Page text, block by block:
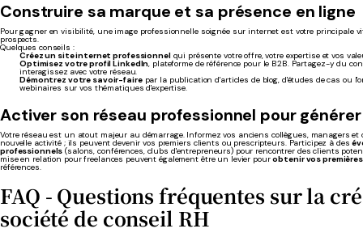
Construire sa marque et sa présence en ligne
Pour gagner en visibilité, une image professionnelle soignée sur internet est votre principale
prospects.
Quelques conseils :
Créez un site internet professionnelqui présente votre offre, votre expertise et vos
Optimisez votre profil LinkedIn, plateforme de référence pour le B2B. Partagez-y du
interagissez avec votre réseau.
Démontrez votre savoir-fairepar la publication d'articles de blog, d'études de cas ou
webinaires sur vos thématiques d'expertise.
Activer son réseau professionnel pour
Votre réseau est un atout majeur au démarrage. Informez vos anciens collègues, managers et
nouvelle activité ; ils peuvent devenir vos premiers clients ou prescripteurs. Participez à des
professionnels (salons, conférences, clubs d'entrepreneurs) pour rencontrer des clients
mise en relation pour freelances peuvent également être un levier pourobtenir vos
références.
FAQ - Questions fréquentes sur la
société de conseil RH